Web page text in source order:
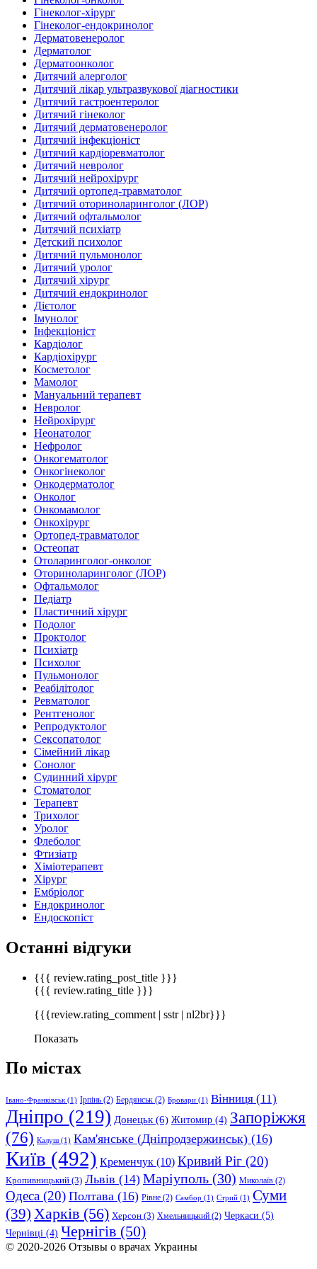
Гінеколог-хірург
Гінеколог-ендокринолог
Дерматовенеролог
Дерматолог
Дерматоонколог
Дитячий алерголог
Дитячий лікар ультразвукової діагностики
Дитячий гастроентеролог
Дитячий гінеколог
Дитячий дерматовенеролог
Дитячий інфекціоніст
Дитячий кардіоревматолог
Дитячий невролог
Дитячий нейрохірург
Дитячий ортопед-травматолог
Дитячий оториноларинголог (ЛОР)
Дитячий офтальмолог
Дитячий психіатр
Детский психолог
Дитячий пульмонолог
Дитячий уролог
Дитячий хірург
Дитячий ендокринолог
Дієтолог
Імунолог
Інфекціоніст
Кардіолог
Кардіохірург
Косметолог
Мамолог
Мануальний терапевт
Невролог
Нейрохірург
Неонатолог
Нефролог
Онкогематолог
Онкогінеколог
Онкодерматолог
Онколог
Онкомамолог
Онкохірург
Ортопед-травматолог
Остеопат
Отоларинголог-онколог
Оториноларинголог (ЛОР)
Офтальмолог
Педіатр
Пластичний хірург
Подолог
Проктолог
Психіатр
Психолог
Пульмонолог
Реабілітолог
Ревматолог
Рентгенолог
Репродуктолог
Сексопатолог
Сімейний лікар
Сонолог
Судинний хірург
Стоматолог
Терапевт
Трихолог
Уролог
Флеболог
Фтизіатр
Хіміотерапевт
Хірург
Ембріолог
Ендокринолог
Ендоскопіст
Останні відгуки
{{{ review.rating_post_title }}}
{{{ review.rating_title }}}
{{{review.rating_comment | sstr | nl2br}}}
Показать
По містах
Івано-Франківськ(1) Ірпінь (2) Бердянськ (2) Бровари (1) Вінниця (11)
Дніпро (219) Донецьк(6) Житомир (4) Запоріжжя
(76) Калуш(1) Кам'янське (Дніпродзержинськ) (16)
Київ (492) Кременчук (10) Кривий Ріг (20)
Кропивницький (3) Львів (14) Маріуполь (30) Миколаїв (2)
Одеса (20) Полтава (16) Рівне (2) Самбор (1) Стрий (1) Суми
(39) Харків (56) Херсон (3) Хмельницький (2) Черкаси (5)
Чернівці (4) Чернігів (50)
© 2020-2026 Отзывы о врачах Украины